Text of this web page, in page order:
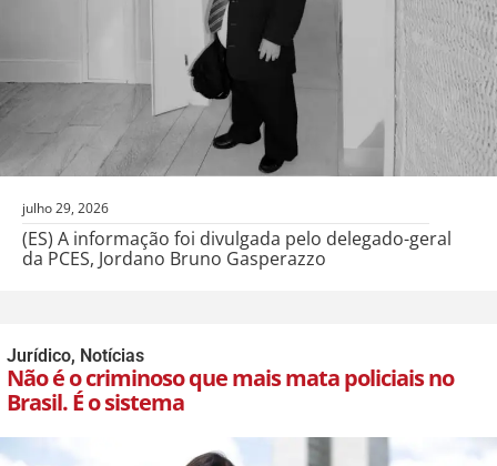
julho 29, 2026
(ES) A informação foi divulgada pelo delegado-geral
da PCES, Jordano Bruno Gasperazzo
Jurídico, Notícias
Não é o criminoso que mais mata policiais no
Brasil. É o sistema